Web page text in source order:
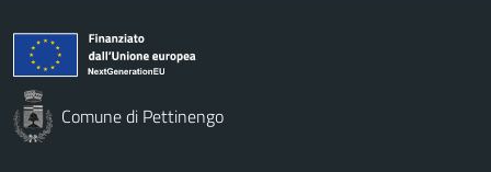
Comune di Pettinengo